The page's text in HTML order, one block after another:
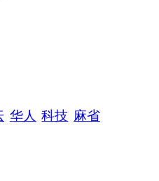
华人 科技 麻省